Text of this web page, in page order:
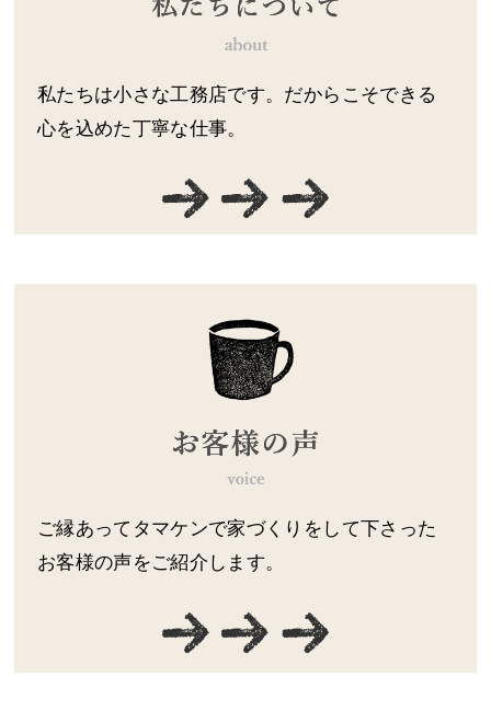
私たちは小さな工務店です。だからこそできる
心を込めた丁寧な仕事。
ご縁あってタマケンで家づくりをして下さった
お客様の声をご紹介します。